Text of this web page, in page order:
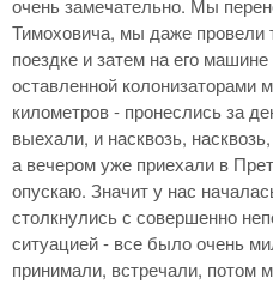
очень замечательно. Мы
Тимоховича, мы даже провели
поездке и затем на его
оставленной колонизаторами
километров - пронеслись за
выехали, и насквозь,
а вечером уже приехали в
опускаю. Значит у нас
столкнулись с совершенно
ситуацией - все было очень
принимали, встречали, потом